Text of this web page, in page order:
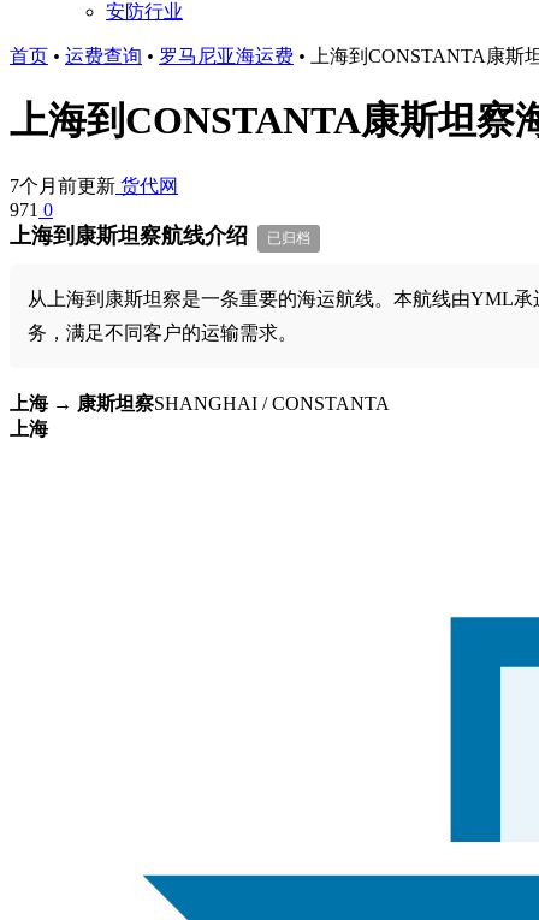
安防行业
首页 • 运费查询 • 罗马尼亚海运费 • 上海到CONSTANTA康斯
上海到CONSTANTA康斯坦察
7个月前更新 货代网
971 0
上海到康斯坦察航线介绍 已归档
从上海到康斯坦察是一条重要的海运航线。本航线由YML
务，满足不同客户的运输需求。
上海 → 康斯坦察SHANGHAI / CONSTANTA
上海